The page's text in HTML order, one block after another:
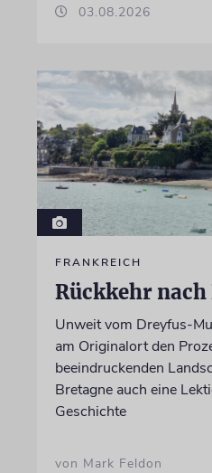
03.08.2026
FRANKREICH
Rückkehr nach
Unweit vom Dreyfus-
am Originalort den
beeindruckenden
Bretagne auch eine
Geschichte
von Mark Feldon